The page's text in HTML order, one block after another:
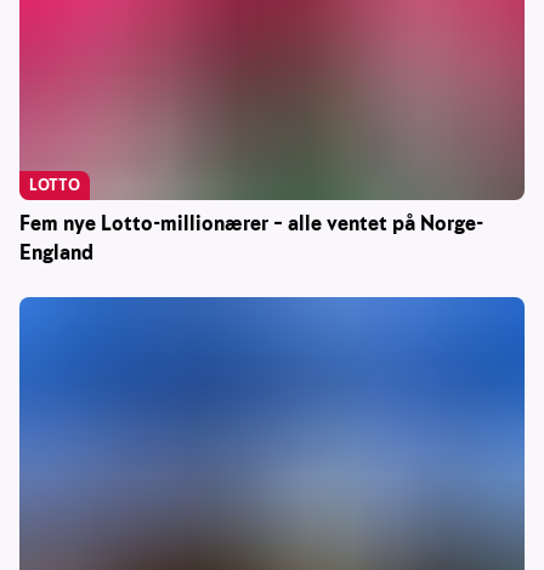
Fem nye Lotto-millionærer – alle ventet på Norge-
England
LOTTO